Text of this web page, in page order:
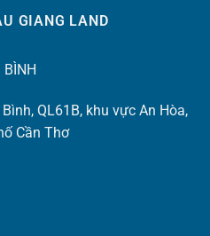
GIANG LAND
BÌNH
QL61B, khu vực An Hòa,
Cần Thơ